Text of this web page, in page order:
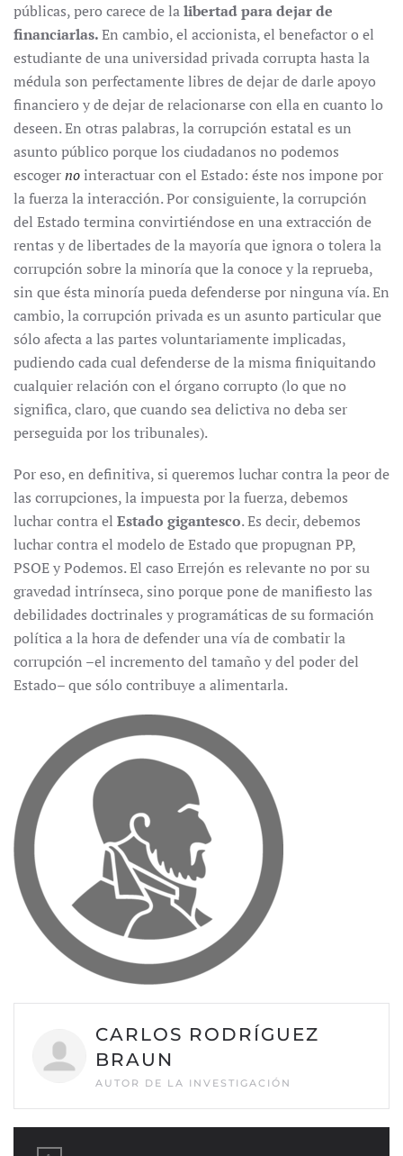
públicas, pero carece de lalibertad para dejar de
financiarlas.En cambio, el accionista, el benefactor o el
estudiante de una universidad privada corrupta hasta la
médula son perfectamente libres de dejar de darle apoyo
financiero y de dejar de relacionarse con ella en cuanto lo
deseen. En otras palabras, la corrupción estatal es un
asunto público porque los ciudadanos no podemos
escogernointeractuar con el Estado: éste nos impone por
la fuerza la interacción. Por consiguiente, la corrupción
del Estado termina convirtiéndose en una extracción de
rentas y de libertades de la mayoría que ignora o tolera la
corrupción sobre la minoría que la conoce y la reprueba,
sin que ésta minoría pueda defenderse por ninguna vía. En
cambio, la corrupción privada es un asunto particular que
sólo afecta a las partes voluntariamente implicadas,
pudiendo cada cual defenderse de la misma finiquitando
cualquier relación con el órgano corrupto (lo que no
significa, claro, que cuando sea delictiva no deba ser
perseguida por los tribunales).
Por eso, en definitiva, si queremos luchar contra la peor de
las corrupciones, la impuesta por la fuerza, debemos
luchar contra el Estado gigantesco. Es decir, debemos
luchar contra el modelo de Estado que propugnan PP,
PSOE y Podemos. El caso Errejón es relevante no por su
gravedad intrínseca, sino porque pone de manifiesto las
debilidades doctrinales y programáticas de su formación
política a la hora de defender una vía de combatir la
corrupción –el incremento del tamaño y del poder del
Estado– que sólo contribuye a alimentarla.
CARLOS RODRÍGUEZ
BRAUN
AUTOR DE LA INVESTIGACIÓN